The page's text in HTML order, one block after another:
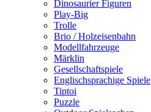
Dinosaurier Figuren
Play-Big
Trolle
Brio / Holzeisenbahn
Modellfahrzeuge
Märklin
Gesellschaftspiele
Englischsprachige Spiele
Tiptoi
Puzzle